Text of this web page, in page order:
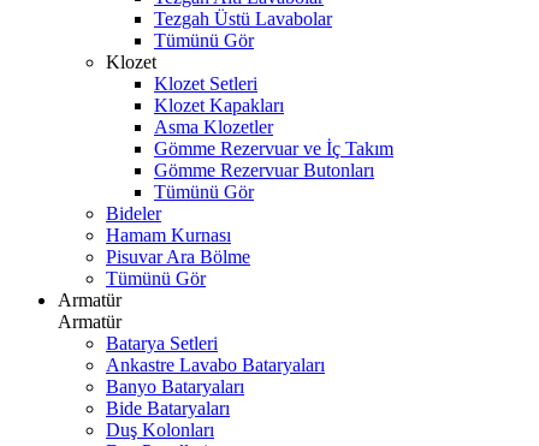
Tezgah Üstü Lavabolar
Tümünü Gör
Klozet
Klozet Setleri
Klozet Kapakları
Asma Klozetler
Gömme Rezervuar ve İç Takım
Gömme Rezervuar Butonları
Tümünü Gör
Bideler
Hamam Kurnası
Pisuvar Ara Bölme
Tümünü Gör
Armatür
Armatür
Batarya Setleri
Ankastre Lavabo Bataryaları
Banyo Bataryaları
Bide Bataryaları
Duş Kolonları